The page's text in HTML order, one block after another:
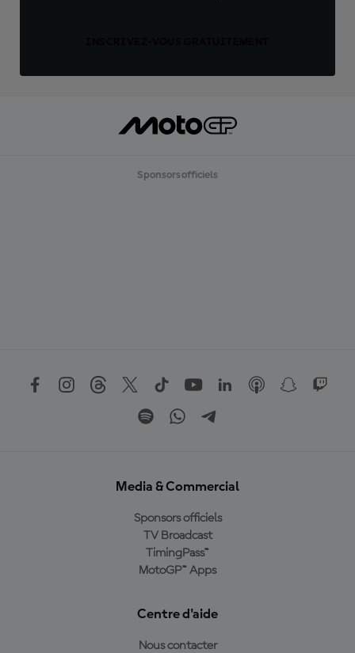
Sponsors officiels
Media & Commercial
Sponsors officiels
TV Broadcast
TimingPass™
MotoGP™ Apps
Centre d'aide
Nous contacter